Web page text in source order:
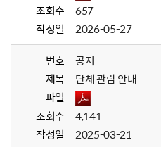
조회수
657
작성일
2026-05-27
번호
공지
제목
단체 관람 안내
파일
조회수
4,141
작성일
2025-03-21